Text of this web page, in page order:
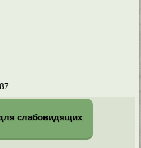
87
слабовидящих